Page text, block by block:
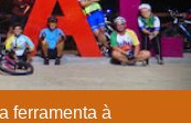
ferramenta à